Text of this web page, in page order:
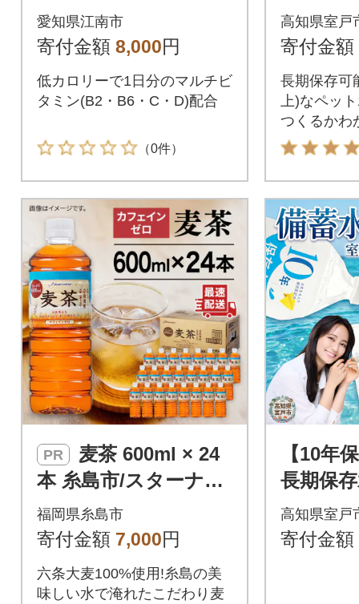
モン水 330ml ×12本
森永乳業
愛知県江南市
寄付金額 8,000円
低カロリーで1日分のマルチビ
タミン(B2・B6・C・D)配合
（0件）
災グッ
飲料水
高知県室戸
寄付金額
長期保存可
上)なペッ
つくるかわ
常時の災害
としておす
害備蓄品と
食と一緒に
がでしょう
ーリングス
ちます!※室
0%原料に
です。
PR
本 糸島市/スターナイ
ン お茶 ペットボトル
[ARM005]
福岡県糸島市
寄付金額 7,000円
六条大麦100%使用!糸島の美
味しい水で淹れたこだわり麦
【10年
長期保
ズに必
ペット
高知県室戸
寄付金額